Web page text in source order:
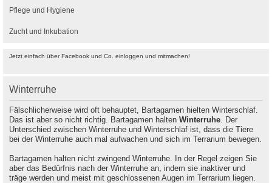
Jetzt einfach über Facebook und Co. einloggen und mitmachen!
Winterruhe
Fälschlicherweise wird oft behauptet, Bartagamen hielten Winterschlaf.
Das ist aber so nicht richtig. Bartagamen halten Winterruhe. Der
Unterschied zwischen Winterruhe und Winterschlaf ist, dass die Tiere
bei der Winterruhe auch mal aufwachen und sich im Terrarium bewegen.
Bartagamen halten nicht zwingend Winterruhe. In der Regel zeigen Sie
aber das Bedürfnis nach der Winterruhe an, indem sie inaktiver und
träge werden und meist mit geschlossenen Augen im Terrarium liegen.
Pflege und Hygiene
Zucht und Inkubation